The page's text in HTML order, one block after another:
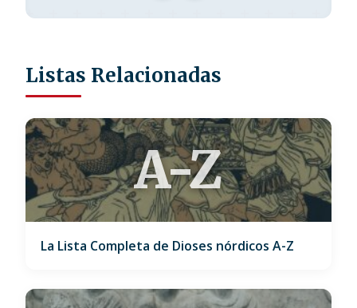
Listas Relacionadas
A-Z
La Lista Completa de Dioses nórdicos A-Z